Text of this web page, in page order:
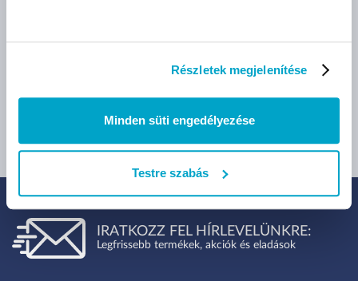
Részletek megjelenítése
Minden süti engedélyezése
Testre szabás
IRATKOZZ FEL HÍRLEVELÜNKRE:
Legfrissebb termékek, akciók és eladások